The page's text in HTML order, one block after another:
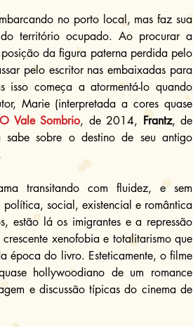
no porto local, mas faz sua
território ocupado. Ao procurar a
da figura paterna perdida pelo
pelo escritor nas embaixadas para
começa a atormentá-lo quando
Marie (interpretada a cores quase
O Vale Sombrio, de 2014, Frantz, de
sobre o destino de seu antigo
transitando com fluidez, e sem
social, existencial e romântica
estão lá os imigrantes e a repressão
xenofobia e totalitarismo que
época do livro. Esteticamente, o filme
hollywoodiano de um romance
e discussão típicas do cinema de